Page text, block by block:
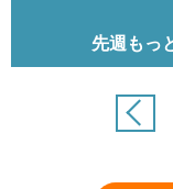
先週もっ